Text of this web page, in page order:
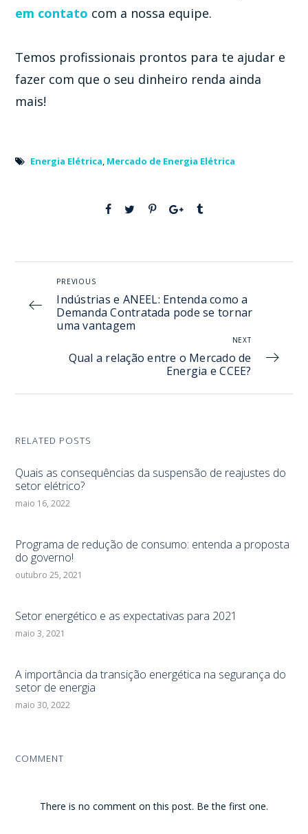
em contato com a nossa equipe.
Temos profissionais prontos para te ajudar e
fazer com que o seu dinheiro renda ainda
mais!
Energia Elétrica, Mercado de Energia Elétrica
PREVIOUS
Indústrias e ANEEL: Entenda como a
Demanda Contratada pode se tornar
uma vantagem
NEXT
Qual a relação entre o Mercado de
Energia e CCEE?
RELATED POSTS
Quais as consequências da suspensão de reajustes do
setor elétrico?
maio 16, 2022
Programa de redução de consumo: entenda a proposta
do governo!
outubro 25, 2021
Setor energético e as expectativas para 2021
maio 3, 2021
A importância da transição energética na segurança do
setor de energia
maio 30, 2022
COMMENT
There is no comment on this post. Be the first one.